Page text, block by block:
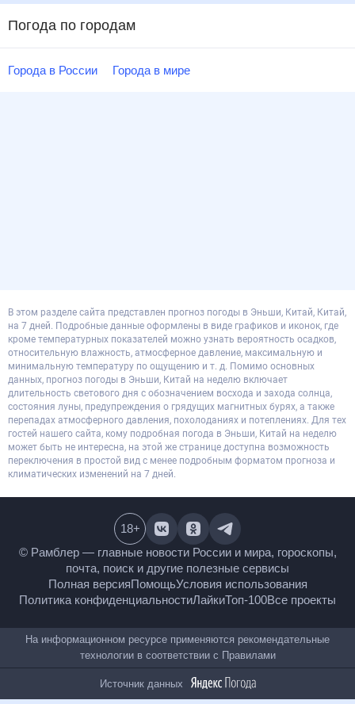
Погода по городам
Города в России Города в мире
В этом разделе сайта представлен прогноз погоды в Эньши, Китай, Китай,
на 7 дней. Подробные данные оформлены в виде графиков и иконок, где
кроме температурных показателей можно узнать вероятность осадков,
относительную влажность, атмосферное давление, максимальную и
минимальную температуру по ощущению и т. д. Помимо основных
данных, прогноз погоды в Эньши, Китай на неделю включает
длительность светового дня с обозначением восхода и захода солнца,
состояния луны, предупреждения о грядущих магнитных бурях, а также
перепадах атмосферного давления, похолоданиях и потеплениях. Для тех
гостей нашего сайта, кому подробная погода в Эньши, Китай на неделю
может быть не интересна, на этой же странице доступна возможность
переключения в простой вид с менее подробным форматом прогноза и
климатических изменений на 7 дней.
© Рамблер — главные новости России и мира,
гороскопы, почта, поиск и другие полезные сервисы
Полная версияПомощьУсловия использования
Политика конфиденциальностиЛайкиТоп-100
18+
На информационном ресурсе применяются
рекомендательные технологии в соответствии сПравилами
Источник данных